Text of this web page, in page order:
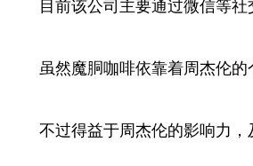
目前该公司主要通过微信等社
虽然魔胴咖啡依靠着周杰伦的
不过得益于周杰伦的影响力，及